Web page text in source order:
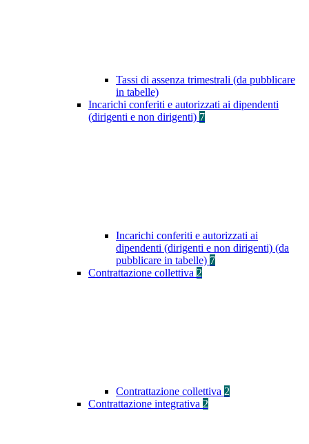
Tassi di assenza trimestrali (da pubblicare
in tabelle)
Incarichi conferiti e autorizzati ai dipendenti
(dirigenti e non dirigenti) 7
Incarichi conferiti e autorizzati ai
dipendenti (dirigenti e non dirigenti) (da
pubblicare in tabelle) 7
Contrattazione collettiva 2
Contrattazione collettiva 2
Contrattazione integrativa 2